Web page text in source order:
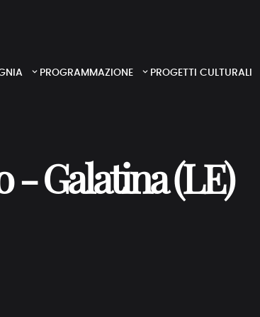
PROGRAMMAZIONE PROGETTI CULTURALI
- Galatina (LE)